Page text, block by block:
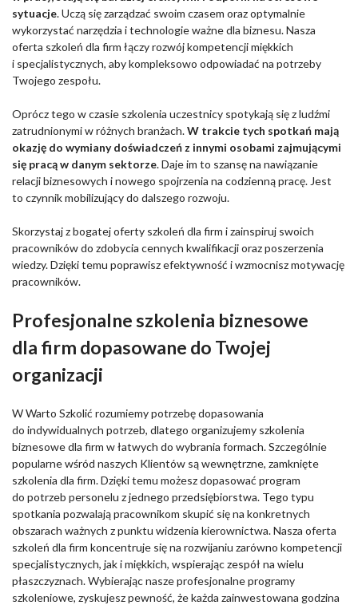
sytuacje. Uczą się zarządzać swoim czasem oraz optymalnie
wykorzystać narzędzia i technologie ważne dla biznesu. Nasza
oferta szkoleń dla firm łączy rozwój kompetencji miękkich
i specjalistycznych, aby kompleksowo odpowiadać na potrzeby
Twojego zespołu.
Oprócz tego w czasie szkolenia uczestnicy spotykają się z ludźmi
zatrudnionymi w różnych branżach.W trakcie tych spotkań mają
okazję do wymiany doświadczeń z innymi osobami zajmującymi
się pracą w danym sektorze. Daje im to szansę na nawiązanie
relacji biznesowych i nowego spojrzenia na codzienną pracę. Jest
to czynnik mobilizujący do dalszego rozwoju.
Skorzystaj z bogatej oferty szkoleń dla firm i zainspiruj swoich
pracowników do zdobycia cennych kwalifikacji oraz poszerzenia
wiedzy. Dzięki temu poprawisz efektywność i wzmocnisz motywację
pracowników.
Profesjonalne szkolenia biznesowe
dla firm dopasowane do Twojej
organizacji
W Warto Szkolić rozumiemy potrzebę dopasowania
do indywidualnych potrzeb, dlatego organizujemy szkolenia
biznesowe dla firm w łatwych do wybrania formach. Szczególnie
popularne wśród naszych Klientów są wewnętrzne, zamknięte
szkolenia dla firm. Dzięki temu możesz dopasować program
do potrzeb personelu z jednego przedsiębiorstwa. Tego typu
spotkania pozwalają pracownikom skupić się na konkretnych
obszarach ważnych z punktu widzenia kierownictwa. Nasza oferta
szkoleń dla firm koncentruje się na rozwijaniu zarówno kompetencji
specjalistycznych, jak i miękkich, wspierając zespół na wielu
płaszczyznach. Wybierając nasze profesjonalne programy
szkoleniowe, zyskujesz pewność, że każda zainwestowana godzina